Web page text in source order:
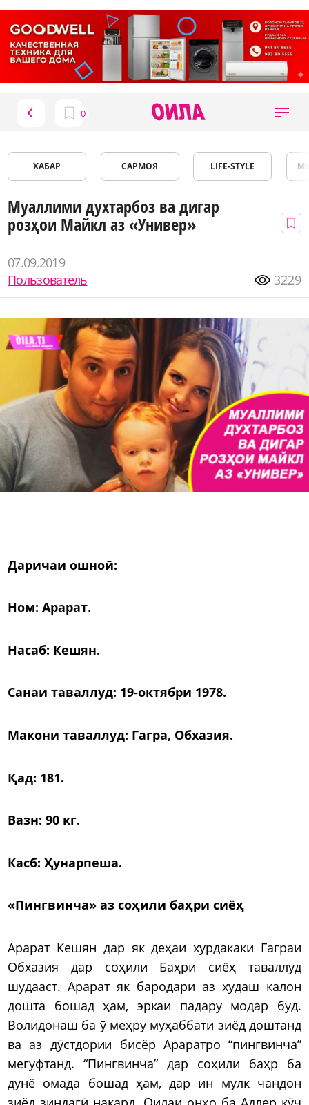
ХАБАР САРМОЯ LIFE-STYLE
Муаллими духтарбоз ва дигар
розҳои Майкл аз «Универ»
07.09.2019
Пользователь
3229
Даричаи ошноӣ:
Ном: Арарат.
Насаб: Кешян.
Санаи таваллуд: 19-октябри 1978.
Макони таваллуд: Гагра, Обхазия.
Қад: 181.
Вазн: 90 кг.
Касб: Ҳунарпеша.
«Пингвинча» аз соҳили баҳри сиёҳ
Арарат Кешян дар як деҳаи хурдакаки Гаграи
Обхазия дар соҳили Баҳри сиёҳ таваллуд
шудааст. Арарат як бародари аз худаш калон
дошта бошад ҳам, эркаи падару модар буд.
Волидонаш ба ӯ меҳру муҳаббати зиёд доштанд
ва аз дӯстдории бисёр Араратро “пингвинча”
мегуфтанд. “Пингвинча” дар соҳили баҳр ба
дунё омада бошад ҳам, дар ин мулк чандон